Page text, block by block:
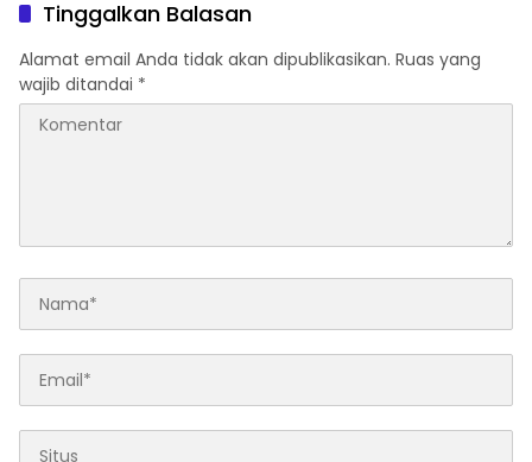
Tinggalkan Balasan
Alamat email Anda tidak akan dipublikasikan. Ruas yang
wajib ditandai *